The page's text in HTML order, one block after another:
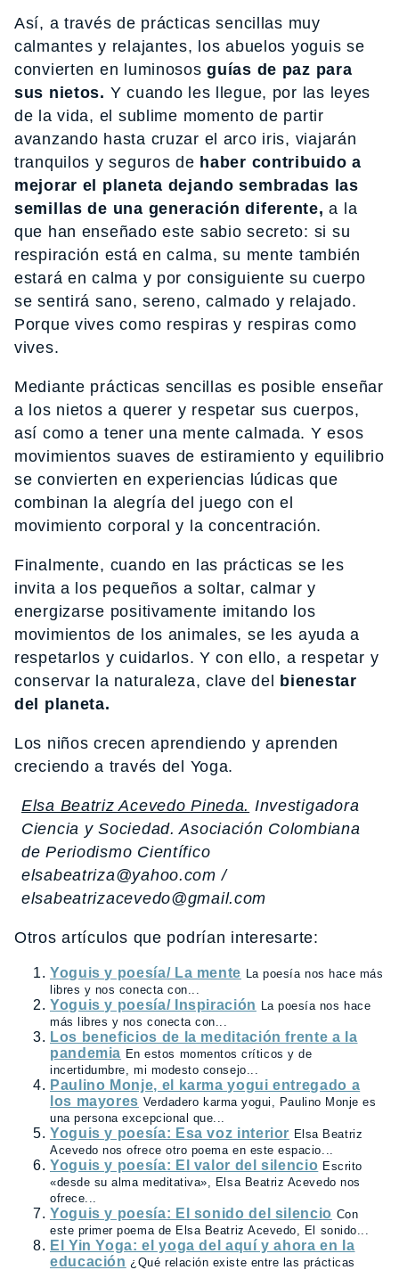
Así, a través de prácticas sencillas muy
calmantes y relajantes, los abuelos yoguis se
convierten en luminososguías de paz para
sus nietos. Y cuando les llegue, por las leyes
de la vida, el sublime momento de partir
avanzando hasta cruzar el arco iris, viajarán
tranquilos y seguros de haber contribuido a
mejorar el planeta dejando sembradas las
semillas de una generación diferente, a la
que han enseñado este sabio secreto: si su
respiración está en calma, su mente también
estará en calma y por consiguiente su cuerpo
se sentirá sano, sereno, calmado y relajado.
Porque vives como respiras y respiras como
vives.
Mediante prácticas sencillas es posible enseñar
a los nietos a querer y respetar sus cuerpos,
así como a tener una mente calmada. Y esos
movimientos suaves de estiramiento y equilibrio
se convierten en experiencias lúdicas que
combinan la alegría del juego con el
movimiento corporal y la concentración.
Finalmente, cuando en las prácticas se les
invita a los pequeños a soltar, calmar y
energizarse positivamente imitando los
movimientos de los animales, se les ayuda a
respetarlos y cuidarlos. Y con ello, a respetar y
conservar la naturaleza, clave del bienestar
del planeta.
Los niños crecen aprendiendo y aprenden
creciendo a través del Yoga.
Elsa Beatriz Acevedo Pineda. Investigadora
Ciencia y Sociedad. Asociación Colombiana
de Periodismo Científico
elsabeatriza@yahoo.com /
elsabeatrizacevedo@gmail.com
Otros artículos que podrían interesarte:
Yoguis y poesía/ La mente La poesía nos hace más
libres y nos conecta con...
Yoguis y poesía/ Inspiración La poesía nos hace
más libres y nos conecta con...
Los beneficios de la meditación frente a la
pandemia En estos momentos críticos y de
incertidumbre, mi modesto consejo...
Paulino Monje, el karma yogui entregado a
los mayores Verdadero karma yogui, Paulino Monje es
una persona excepcional que...
Yoguis y poesía: Esa voz interior Elsa Beatriz
Acevedo nos ofrece otro poema en este espacio...
Yoguis y poesía: El valor del silencio Escrito
«desde su alma meditativa», Elsa Beatriz Acevedo nos
ofrece...
Yoguis y poesía: El sonido del silencio Con
este primer poema de Elsa Beatriz Acevedo, El sonido...
El Yin Yoga: el yoga del aquí y ahora en la
educación ¿Qué relación existe entre las prácticas